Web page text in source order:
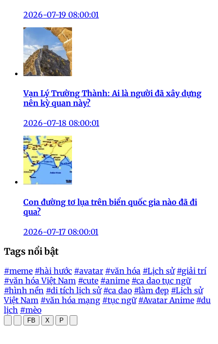
2026-07-19 08:00:01
Vạn Lý Trường Thành: Ai là người đã xây dựng
nên kỳ quan này?
2026-07-18 08:00:01
Con đường tơ lụa trên biển quốc gia nào đã đi
qua?
2026-07-17 08:00:01
Tags nổi bật
#meme #hài hước #avatar #văn hóa #Lịch sử #giải trí
#văn hóa Việt Nam #cute #anime #ca dao tục ngữ
#hình nền #di tích lịch sử #ca dao #làm đẹp #Lịch sử
Việt Nam #văn hóa mạng #tục ngữ #Avatar Anime #du
lịch #mèo
FB X P